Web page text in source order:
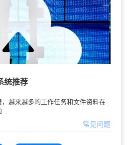
统推荐
越来越多的工作任务和文件资料在
常见问题